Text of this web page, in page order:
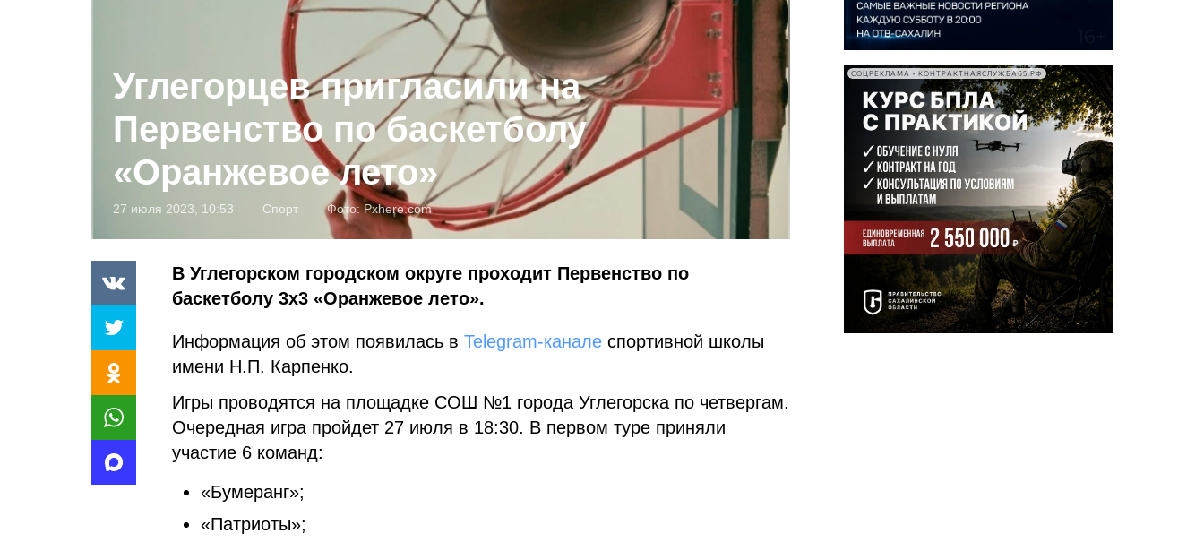
Углегорцев пригласили на
Первенство по баскетболу
«Оранжевое лето»
27 июля 2023, 10:53 Спорт Фото:Pxhere.com
В Углегорском городском округе проходит Первенство по
баскетболу 3х3 «Оранжевое лето».
Информация об этом появилась в Telegram-канале спортивной школы
имени Н.П. Карпенко.
Игры проводятся на площадке СОШ №1 города Углегорска по четвергам.
Очередная игра пройдет 27 июля в 18:30. В первом туре приняли
участие 6 команд:
«Бумеранг»;
«Патриоты»;
СОЦРЕКЛАМА • КОНТРАКТНАЯСЛУЖБА65.РФ